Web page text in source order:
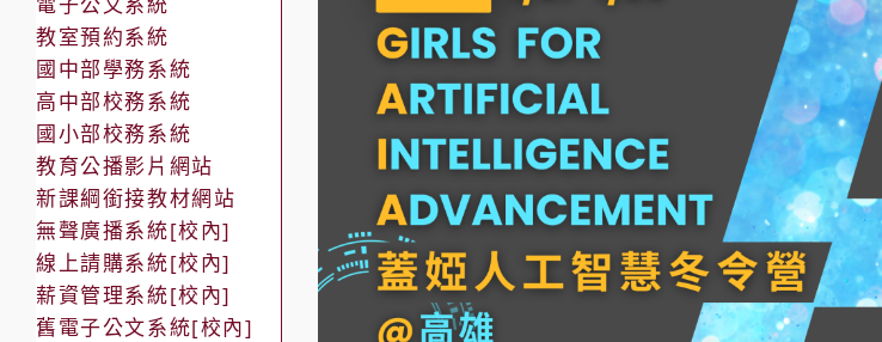
教室預約系統
國中部學務系統
高中部校務系統
國小部校務系統
教育公播影片網站
新課綱銜接教材網站
無聲廣播系統[校內]
線上請購系統[校內]
薪資管理系統[校內]
舊電子公文系統[校內]